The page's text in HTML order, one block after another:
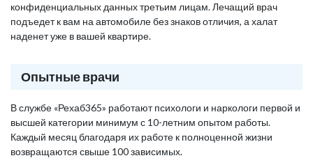
конфиденциальных данных третьим лицам. Лечащий врач
подъедет к вам на автомобиле без знаков отличия, а халат
наденет уже в вашей квартире.
Опытные врачи
В службе «Рехаб365» работают психологи и наркологи первой и
высшей категории минимум с 10-летним опытом работы.
Каждый месяц благодаря их работе к полноценной жизни
возвращаются свыше 100 зависимых.